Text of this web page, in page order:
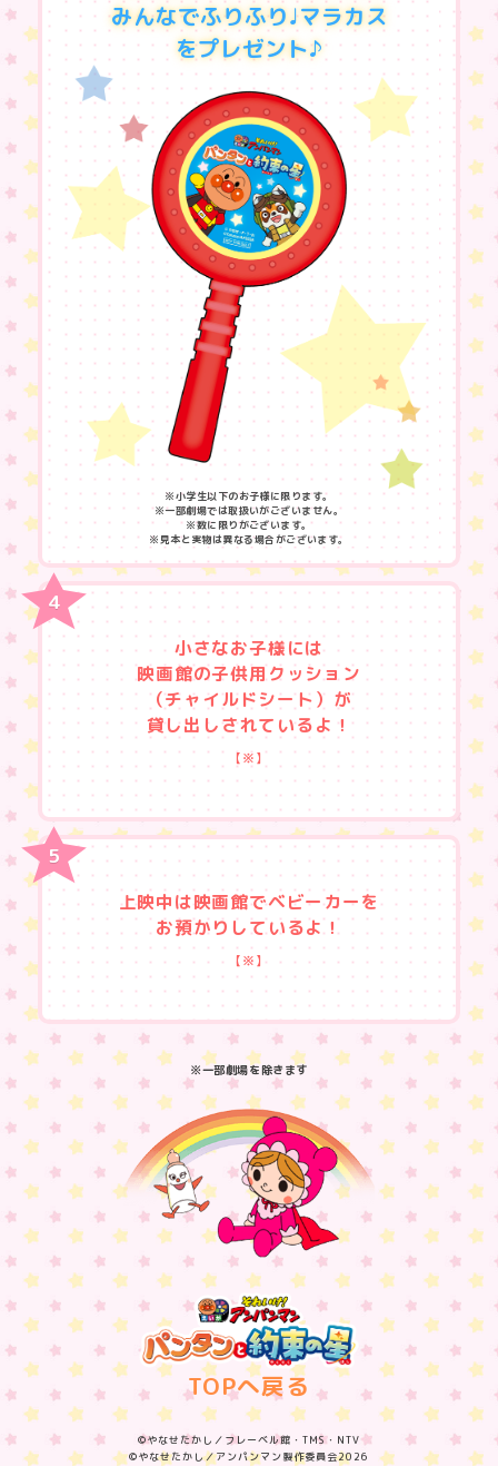
みんなでふりふり♩マラカス
をプレゼント♪
※小学生以下のお子様に限ります。
※一部劇場では取扱いがございません。
※数に限りがございます。
※見本と実物は異なる場合がございます。
小さなお子様には
映画館の子供用クッション
（チャイルドシート）が
貸し出しされているよ！
【※】
上映中は映画館でベビーカーを
お預かりしているよ！
【※】
※一部劇場を除きます
TOPへ戻る
©やなせたかし／フレーベル館・TMS・NTV
©やなせたかし／アンパンマン製作委員会2026